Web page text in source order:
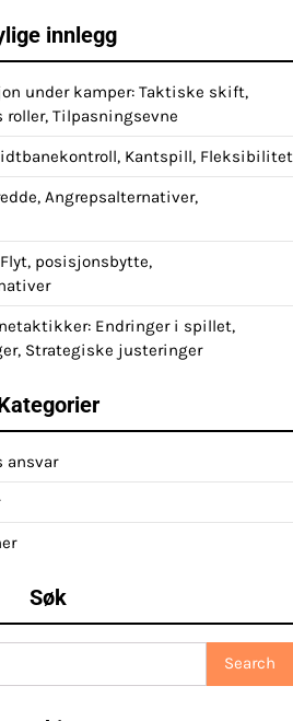
innlegg
under kamper: Taktiske skift,
Tilpasningsevne
Kantspill, Fleksibilitet
Angrepsalternativer,
posisjonsbytte,
Endringer i spillet,
Strategiske justeringer
ansvar
Søk